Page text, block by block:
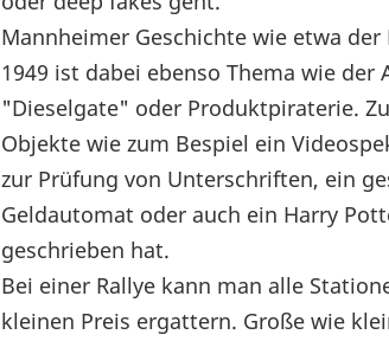
Mannheimer Geschichte wie etwa der
1949 ist dabei ebenso Thema wie der
"Dieselgate" oder Produktpiraterie.
Objekte wie zum Bespiel ein
zur Prüfung von Unterschriften, ein
Geldautomat oder auch ein Harry
geschrieben hat.
Bei einer Rallye kann man alle
kleinen Preis ergattern. Große wie